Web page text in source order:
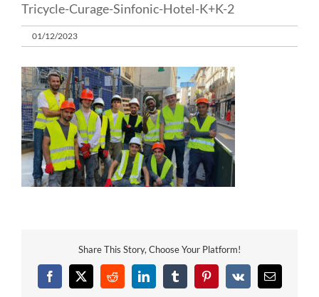
Tricycle-Curage-Sinfonic-Hotel-K+K-2
01/12/2023
Share This Story, Choose Your Platform!
Facebook
X RedditLinkedInTumblrPinterest
Vk Email